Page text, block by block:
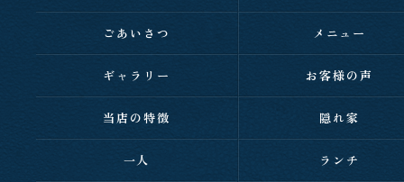
ごあいさつ メニュー
ギャラリー お客様の声
当店の特徴 隠れ家
一人 ランチ